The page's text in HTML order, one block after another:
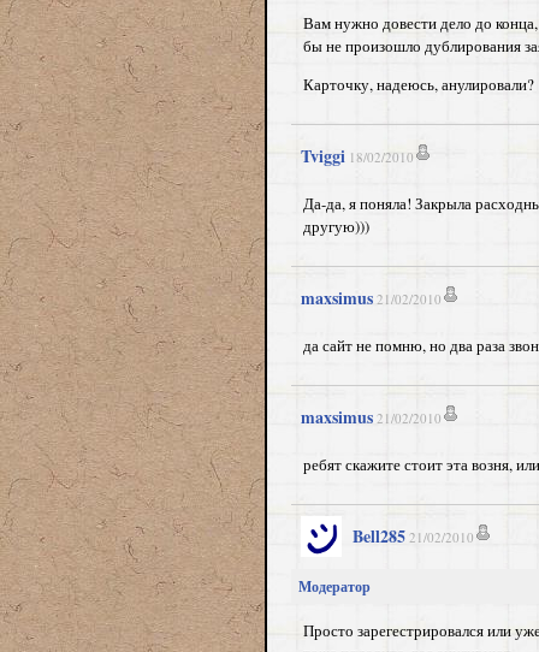
Вам нужно довести дело до
бы не произошло дублирования
Карточку, надеюсь, анулировали?
Tviggi 18/02/2010
Да-да, я поняла! Закрыла
другую)))
maxsimus 21/02/2010
да сайт не помню, но два раза
maxsimus 21/02/2010
ребят скажите стоит эта возня,
Bell285 21/02/2010
Модератор
Просто зарегестрировался или